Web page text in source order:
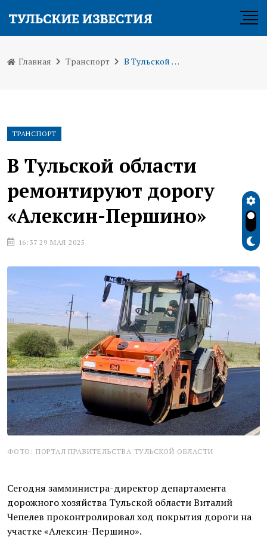
Главная Транспорт В Тульской области ремонтируют дорогу «Алексин-Першино»
ТРАНСПОРТ
В Тульской области
ремонтируют дорогу
«Алексин-Першино»
16:37 29 МАЯ 2025
ФОТО: ПОРТАЛ ПРАВИТЕЛЬСТВА ТУЛЬСКОЙ ОБЛАСТИ
Сегодня замминистра-директор департамента
дорожного хозяйства Тульской области Виталий
Чепелев проконтролировал ход покрытия дороги на
участке «Алексин-Першино».